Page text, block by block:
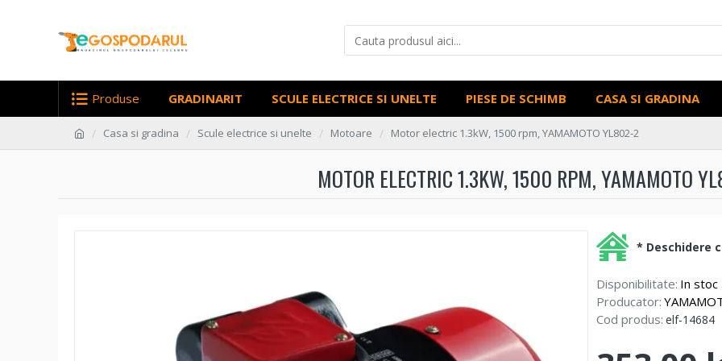
Produse GRADINARIT SCULE ELECTRICE SI UNELTE PIESE DE SCHIMB CASA SI GRADINA
Casa si gradina Scule electrice si unelte Motoare Motor electric 1.3kW, 1500 rpm, YAMAMOTO YL802-2
MOTOR ELECTRIC 1.3KW, 1500 RPM, YAMAMOTO
Disponibilitate: In stoc
Producator:
Cod produs: elf-14684
* Deschidere